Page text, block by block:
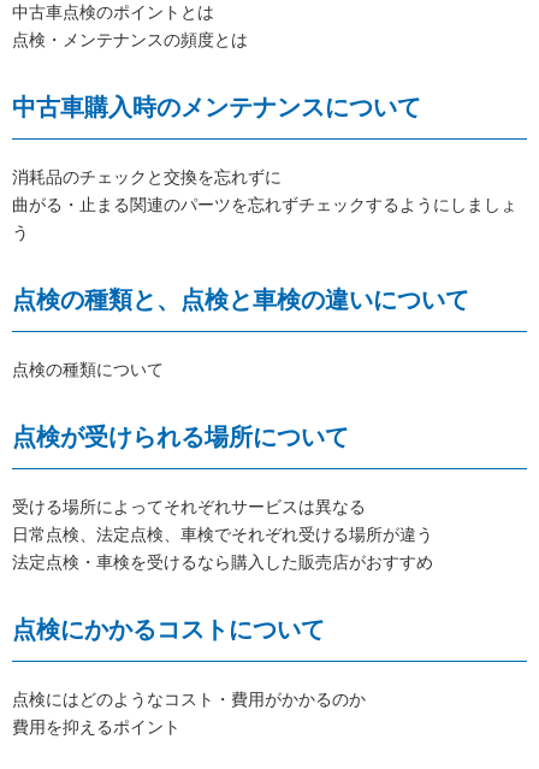
中古車点検のポイントとは
点検・メンテナンスの頻度とは
中古車購入時のメンテナンスについて
消耗品のチェックと交換を忘れずに
曲がる・止まる関連のパーツを忘れずチェックするようにしましょ
う
点検の種類と、点検と車検の違いについて
点検の種類について
点検が受けられる場所について
受ける場所によってそれぞれサービスは異なる
日常点検、法定点検、車検でそれぞれ受ける場所が違う
法定点検・車検を受けるなら購入した販売店がおすすめ
点検にかかるコストについて
点検にはどのようなコスト・費用がかかるのか
費用を抑えるポイント